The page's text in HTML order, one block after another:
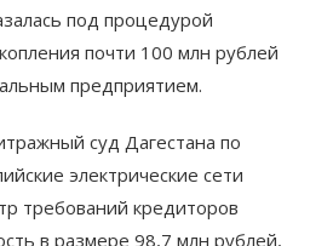
под процедурой
почти 100 млн рублей
предприятием.
суд Дагестана по
электрические сети
требований кредиторов
в размере 98,7 млн рублей,